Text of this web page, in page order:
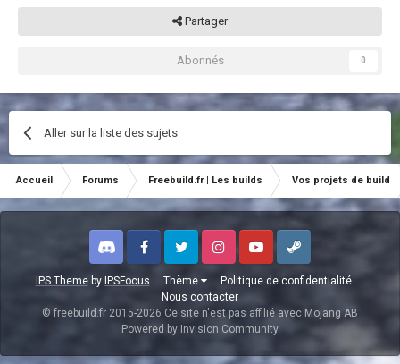
Partager
Abonnés 0
Aller sur la liste des sujets
Accueil Forums Freebuild.fr | Les builds Vos projets de build
IPS Themeby IPSFocus Thème
Politique de confidentialité
Nous contacter
Discord FacebookTwitter InstagramYoutubeSteam
© freebuild.fr 2015-2026 Ce site n'est pas affilié avec Mojang AB
Powered by Invision Community